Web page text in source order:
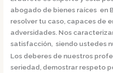
abogado de bienes raíces en
resolver tu caso, capaces de
adversidades. Nos
satisfacción, siendo ustedes
Los deberes de nuestros
seriedad, demostrar respeto